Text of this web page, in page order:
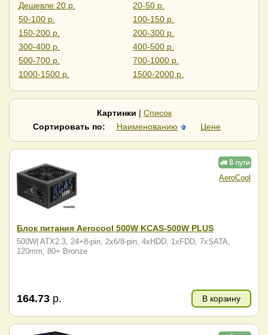
FSP
GameMax
Gigabyte
Ginzzu
Gooxi
HP
Kingprice
Lian Li
Montech
MSI
N-Tech
Ocypus
PCCooler
Phanteks
R-Senda
Raskat
Sama
Thermaltake
Zalman
Дешевле 20 р.
20-50 р.
50-100 р.
100-150 р.
150-200 р.
200-300 р.
300-400 р.
400-500 р.
500-700 р.
700-1000 р.
1000-1500 р.
1500-2000 р.
Картинки | Список
Сортировать по:
Наименованию Цене
AeroCool
Блок питания Aerocool 500W KCAS-500W PLUS
500W| ATX2.3, 24+8-pin, 2x6/8-pin, 4xHDD, 1xFDD, 7xSATA,
120mm, 80+ Bronze
164.73 р. В корзину